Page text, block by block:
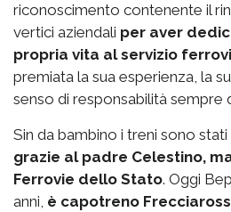
riconoscimento contenente il
vertici aziendali per aver
propria vita al servizio
premiata la sua esperienza, la
senso di responsabilità sempre
Sin da bambino i treni sono
grazie al padre Celestino,
Ferrovie dello Stato. Oggi
anni, è capotreno